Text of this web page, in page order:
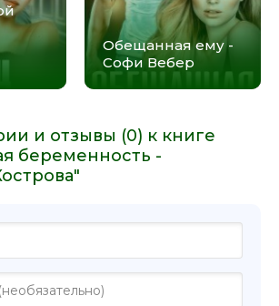
Обещанная ему -
Софи Вебер
и отзывы (0) к книге
беременность -